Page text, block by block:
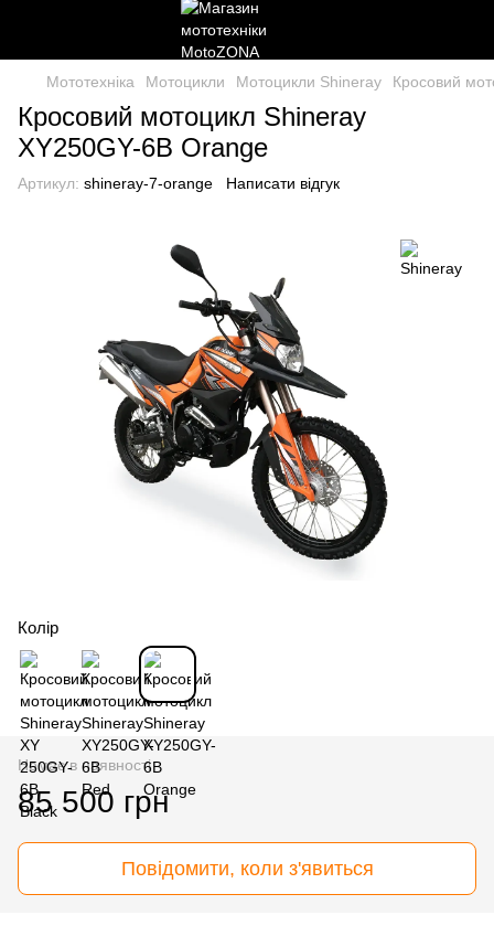
Мототехніка Мотоцикли Мотоцикли Shineray Кросовий
Кросовий мотоцикл Shineray
XY250GY-6B Orange
Артикул: shineray-7-orange Написати відгук
Колір
Немає в наявності
85 500 грн
Повідомити, коли з'явиться